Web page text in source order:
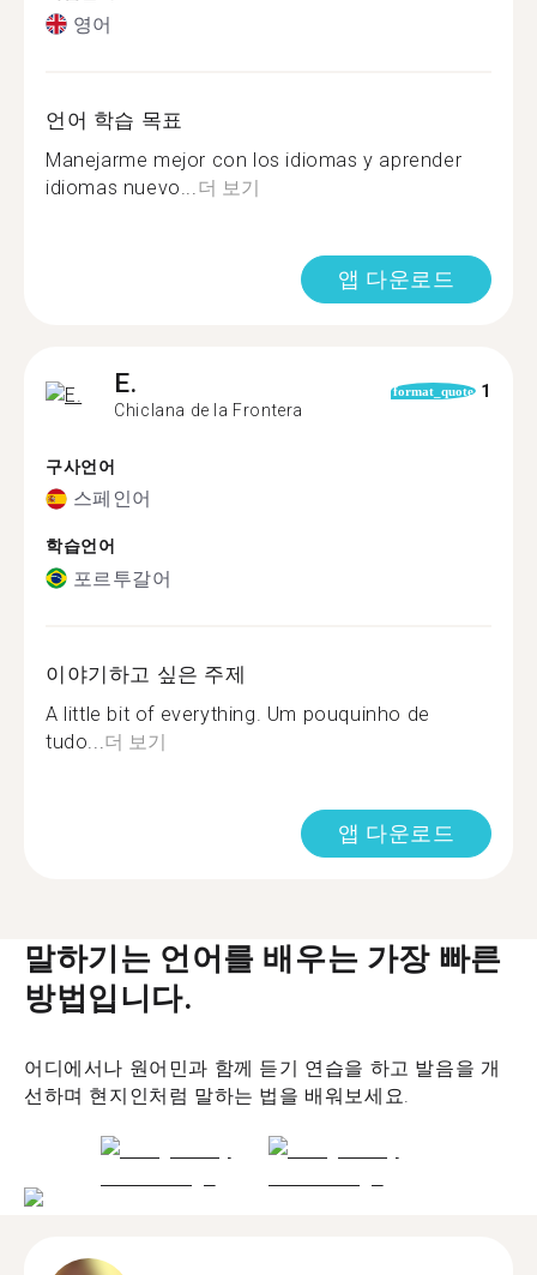
영어
언어 학습 목표
Manejarme mejor con los idiomas y aprender
idiomas nuevo... 더 보기
앱 다운로드
E.
Chiclana de la Frontera
format_quote 1
구사언어
스페인어
학습언어
포르투갈어
이야기하고 싶은 주제
A little bit of everything. Um pouquinho de
tudo... 더 보기
앱 다운로드
말하기는 언어를 배우는 가장 빠른
방법입니다.
어디에서나 원어민과 함께 듣기 연습을 하고 발음을 개
선하며 현지인처럼 말하는 법을 배워보세요.